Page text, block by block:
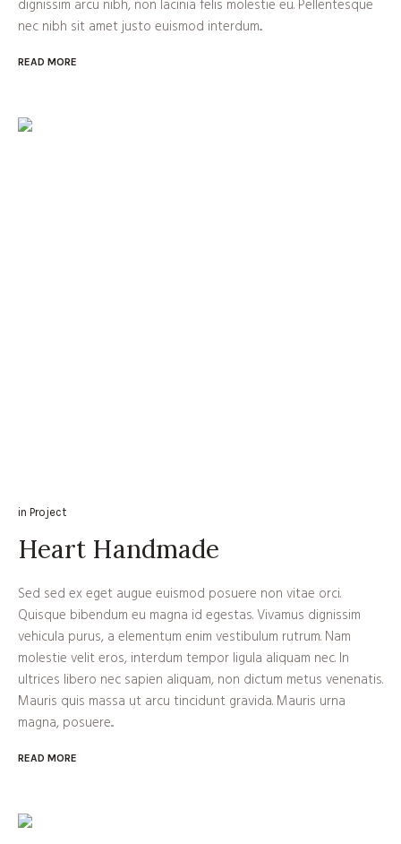
dignissim arcu nibh, non lacinia felis molestie eu. Pellentesque
nec nibh sit amet justo euismod interdum...
READ MORE
in Project
Heart Handmade
Sed sed ex eget augue euismod posuere non vitae orci.
Quisque bibendum eu magna id egestas. Vivamus dignissim
vehicula purus, a elementum enim vestibulum rutrum. Nam
molestie velit eros, interdum tempor ligula aliquam nec. In
ultrices libero nec sapien aliquam, non dictum metus venenatis.
Mauris quis massa ut arcu tincidunt gravida. Mauris urna
magna, posuere...
READ MORE